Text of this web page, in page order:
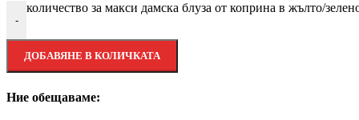
-
количество за макси дамска блуза от коприна в жълто/
ДОБАВЯНЕ В КОЛИЧКАТА
Ние обещаваме: